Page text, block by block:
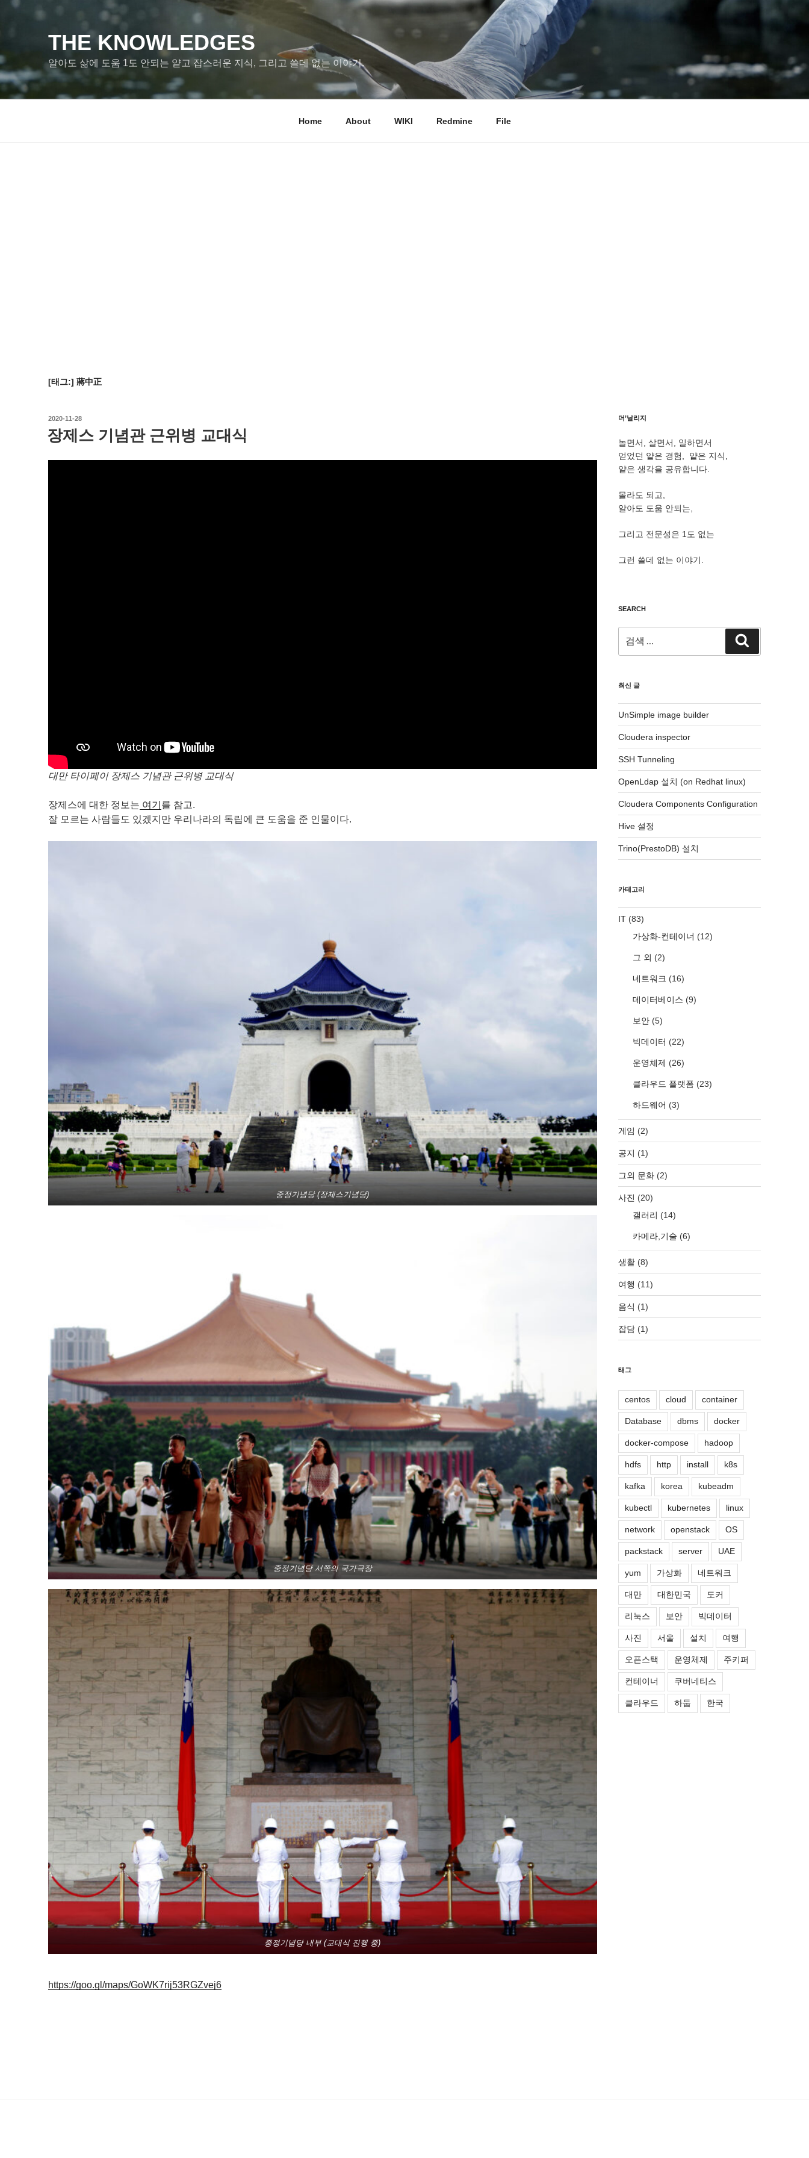
바
로
가
THE KNOWLEDGES
알아도 삶에 도움 1도 안되는 얕고 잡스러운 지식, 그리고 쓸데 없는 이야기.
Home About WIKI Redmine File
[태그:] 蔣中正
작
일
2020-11-28
장제스 기념관 근위병 교대식
대만 타이페이 장제스 기념관 근위병 교대식
장제스에 대한 정보는 여기 를 참고.
잘 모르는 사람들도 있겠지만 우리나라의 독립에 큰 도움을 준 인물이다.
중정기념당 (장제스기념당)
중정기념당 서쪽의 국가극장
중정기념당 내부 (교대식 진행 중)
https://goo.gl/maps/GoWK7rij53RGZvej6
더’날리지
놀면서, 살면서, 일하면서
얻었던 얕은 경험, 얕은 지식,
얕은 생각을 공유합니다.
몰라도 되고,
알아도 도움 안되는,
그리고 전문성은 1도 없는
그런 쓸데 없는 이야기.
SEARCH
색:
색
최신 글
UnSimple image builder
Cloudera inspector
SSH Tunneling
OpenLdap 설치 (on Redhat linux)
Cloudera Components Configuration
Hive 설정
Trino(PrestoDB) 설치
카테고리
IT (83)
가상화-컨테이너 (12)
그 외 (2)
네트워크 (16)
데이터베이스 (9)
보안 (5)
빅데이터 (22)
운영체제 (26)
클라우드 플랫폼 (23)
하드웨어 (3)
게임 (2)
공지 (1)
그외 문화 (2)
사진 (20)
갤러리 (14)
카메라,기술 (6)
생활 (8)
여행 (11)
음식 (1)
잡담 (1)
태그
centos cloud container
Database dbms docker
docker-compose hadoop
hdfs http install k8s
kafka korea kubeadm
kubectl kubernetes linux
network openstack OS
packstack server UAE
yum 가상화 네트워크
대만 대한민국 도커
리눅스 보안 빅데이터
사진 서울 설치 여행
오픈스택 운영체제 주키퍼
컨테이너 쿠버네티스
클라우드 하둡 한국